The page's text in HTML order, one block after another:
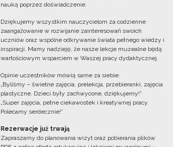
nauką poprzez doświadczenie.
Dziękujemy wszystkim nauczycielom za codzienne
zaangażowanie w rozwijanie zainteresowań swoich
uczniów oraz wspólne odkrywanie świata pełnego wiedzy i
inspiracji. Mamy nadzieję, że nasze lekcje muzealne będą
wartościowym wsparciem w Waszej pracy dydaktycznej.
Opinie uczestników mówią same za siebie:
„Byliśmy – świetne zajęcia, prelekcja, przebieranki, zajęcia
plastyczne. Dzieci były zachwycone, dziękujemy!”
„Super zajęcia, pełne ciekawostek i kreatywnej pracy.
Polecamy serdecznie!”
Rezerwacje już trwają
Zapraszamy do planowania wizyt oraz pobierania plików